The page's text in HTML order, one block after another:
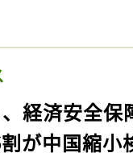
、経済安全
が中国縮小
に入りに
インが必